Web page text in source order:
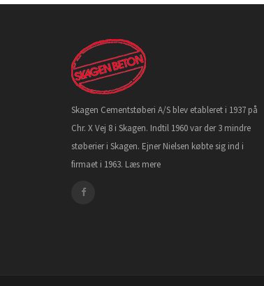
Skagen Cementstøberi A/S blev etableret i 1937 på
Chr. X Vej 8 i Skagen. Indtil 1960 var der 3 mindre
støberier i Skagen. Ejner Nielsen købte sig ind i
firmaet i 1963. Læs mere